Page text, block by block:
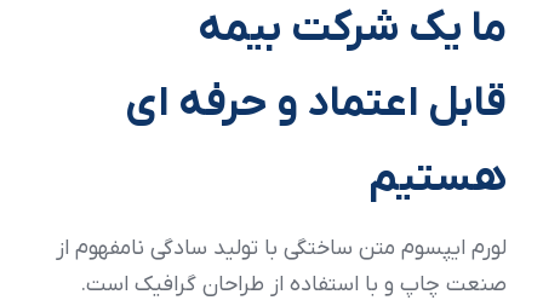
ما یک شرکت بیمه
قابل اعتماد و حرفه ای
هستیم
لورم ایپسوم متن ساختگی با تولید سادگی نامفهوم از
صنعت چاپ و با استفاده از طراحان گرافیک است.